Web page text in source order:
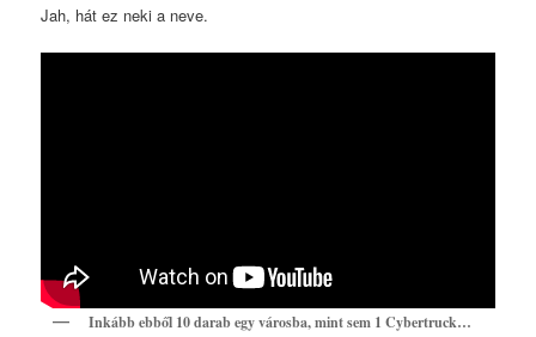
Jah, hát ez neki a neve.
Inkább ebből 10 darab egy városba, mint sem 1 Cybertruck…